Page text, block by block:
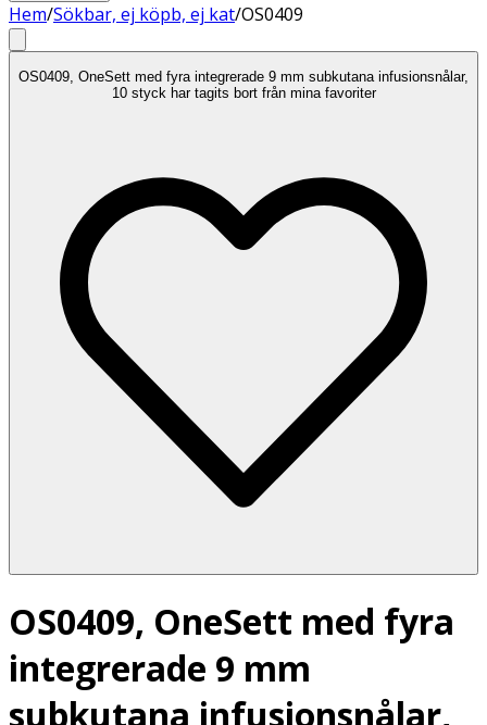
Hem/Sökbar, ej köpb, ej kat/OS0409
OS0409, OneSett med fyra integrerade 9 mm subkutana infusionsnålar,
10 styck har tagits bort från mina favoriter
OS0409, OneSett med fyra
integrerade 9 mm
subkutana infusionsnålar,